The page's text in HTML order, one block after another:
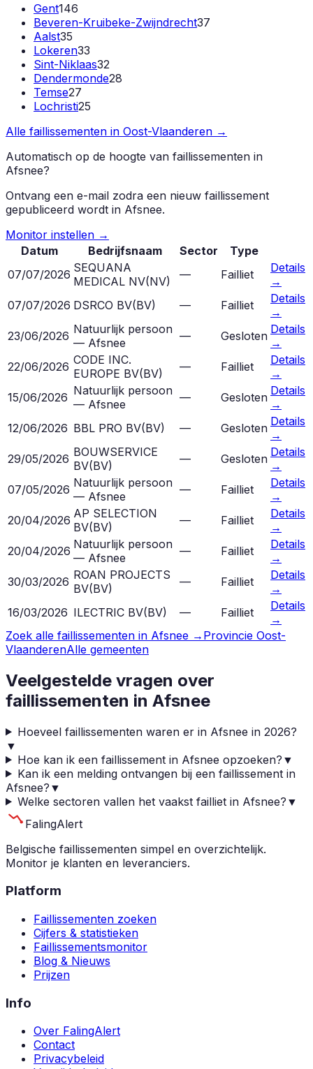
Gent146
Beveren-Kruibeke-Zwijndrecht37
Aalst35
Lokeren33
Sint-Niklaas32
Dendermonde28
Temse27
Lochristi25
Alle faillissementen in Oost-Vlaanderen →
Automatisch op de hoogte van faillissementen in
Afsnee?
Ontvang een e-mail zodra een nieuw faillissement
gepubliceerd wordt in Afsnee.
Monitor instellen →
Datum
Bedrijfsnaam Sector
Type
07/07/2026 SEQUANA
MEDICAL NV(NV) — Failliet
Details
→
07/07/2026 DSRCO BV(BV) — Failliet
Details
→
23/06/2026 Natuurlijk persoon
— Afsnee
— Gesloten Details
→
22/06/2026 CODE INC.
EUROPE BV(BV) — Failliet
Details
→
15/06/2026 Natuurlijk persoon
— Afsnee
— Gesloten Details
→
12/06/2026 BBL PRO BV(BV) — Gesloten Details
→
29/05/2026 BOUWSERVICE
BV(BV) — Gesloten Details
→
07/05/2026 Natuurlijk persoon
— Afsnee
— Failliet
Details
→
20/04/2026 AP SELECTION
BV(BV) — Failliet
Details
→
20/04/2026 Natuurlijk persoon
— Afsnee
— Failliet
Details
→
30/03/2026 ROAN PROJECTS
BV(BV) — Failliet
Details
→
16/03/2026 ILECTRIC BV(BV) — Failliet
Details
→
Zoek alle faillissementen in Afsnee → Provincie Oost-
VlaanderenAlle gemeenten
Veelgestelde vragen over
faillissementen in Afsnee
Hoeveel faillissementen waren er in Afsnee in 2026?
▼
Hoe kan ik een faillissement in Afsnee opzoeken? ▼
Kan ik een melding ontvangen bij een faillissement in
Afsnee? ▼
Welke sectoren vallen het vaakst failliet in Afsnee? ▼
FalingAlert
Belgische faillissementen simpel en overzichtelijk.
Monitor je klanten en leveranciers.
Platform
Faillissementen zoeken
Cijfers & statistieken
Faillissementsmonitor
Blog & Nieuws
Prijzen
Info
Over FalingAlert
Contact
Privacybeleid